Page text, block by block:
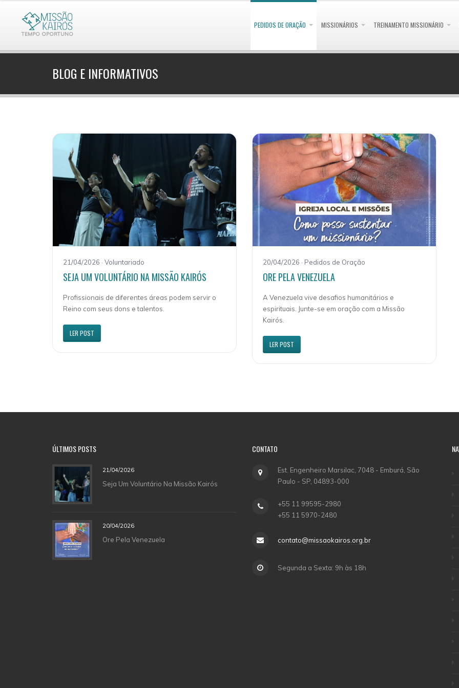
TEMPO OPORTUNO
PEDIDOS DE ORAÇÃO MISSIONÁRIOS TREINAMENTO MISSIONÁRIO
BLOG E INFORMATIVOS
21/04/2026 · Voluntariado
SEJA UM VOLUNTÁRIO NA MISSÃO KAIRÓS
Profissionais de diferentes áreas podem servir o
Reino com seus dons e talentos.
LER POST
20/04/2026 · Pedidos de Oração
ORE PELA VENEZUELA
A Venezuela vive desafios humanitários e
espirituais. Junte-se em oração com a Missão
Kairós.
LER POST
ÚLTIMOS POSTS
21/04/2026
Seja Um Voluntário Na Missão Kairós
20/04/2026
Ore Pela Venezuela
CONTATO
Est. Engenheiro Marsilac, 7048 - Emburá, São
Paulo - SP, 04893-000
+55 11 99595-2980
+55 11 5970-2480
contato@missaokairos.org.br
Segunda a Sexta: 9h às 18h